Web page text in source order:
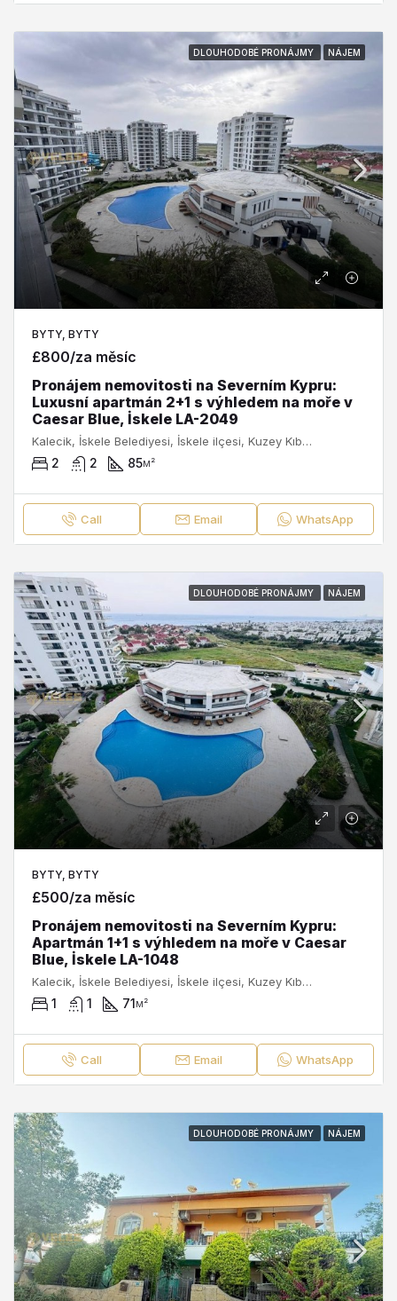
DLOUHODOBÉ PRONÁJMY NÁJEM
BYTY, BYTY
£800/za měsíc
Pronájem nemovitosti na Severním Kypru:
Luxusní apartmán 2+1 s výhledem na moře v
Caesar Blue, İskele LA-2049
Kalecik, İskele Belediyesi, İskele ilçesi, Kuzey Kıbrıs, 99860, Κύπρος - Kıbrıs
2 2 85м²
Call Email WhatsApp
DLOUHODOBÉ PRONÁJMY NÁJEM
BYTY, BYTY
£500/za měsíc
Pronájem nemovitosti na Severním Kypru:
Apartmán 1+1 s výhledem na moře v Caesar
Blue, İskele LA-1048
Kalecik, İskele Belediyesi, İskele ilçesi, Kuzey Kıbrıs, 99860, Κύπρος - Kıbrıs
1 1 71м²
Call Email WhatsApp
DLOUHODOBÉ PRONÁJMY NÁJEM